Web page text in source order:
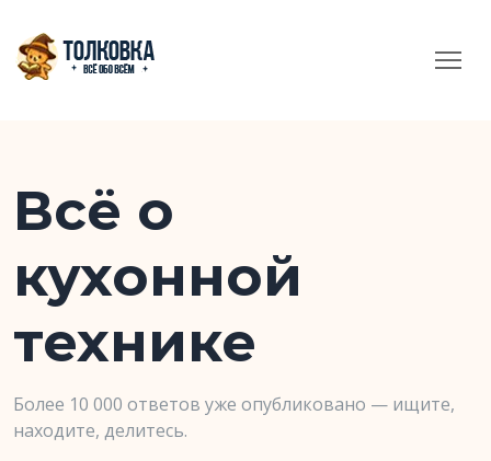
Всё о
кухонной
технике
Более 10 000 ответов уже опубликовано — ищите,
находите, делитесь.